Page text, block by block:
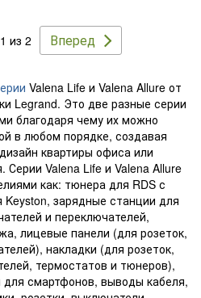
1 из 2 Вперед
Valena Life и Valena Allure от
Legrand. Это две разные серии
благодаря чему их можно
в любом порядке, создавая
квартиры офиса или
Valena Life и Valena Allure
как: тюнера для RDS с
зарядные станции для
и переключателей,
лицевые панели (для розеток,
накладки (для розеток,
термостатов и тюнеров),
смартфонов, выводы кабеля,